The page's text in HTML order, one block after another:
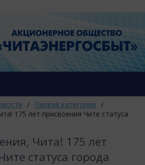
/ Первая категория /
175 лет присвоения Чите статуса
Чита! 175 лет
статуса города